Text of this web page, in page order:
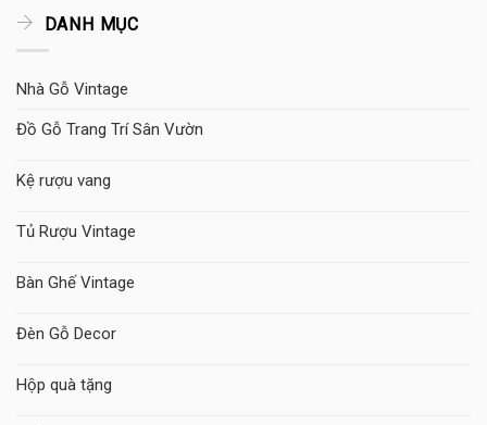
DANH MỤC
Nhà Gỗ Vintage
Đồ Gỗ Trang Trí Sân Vườn
Kệ rượu vang
Tủ Rượu Vintage
Bàn Ghế Vintage
Đèn Gỗ Decor
Hộp quà tặng